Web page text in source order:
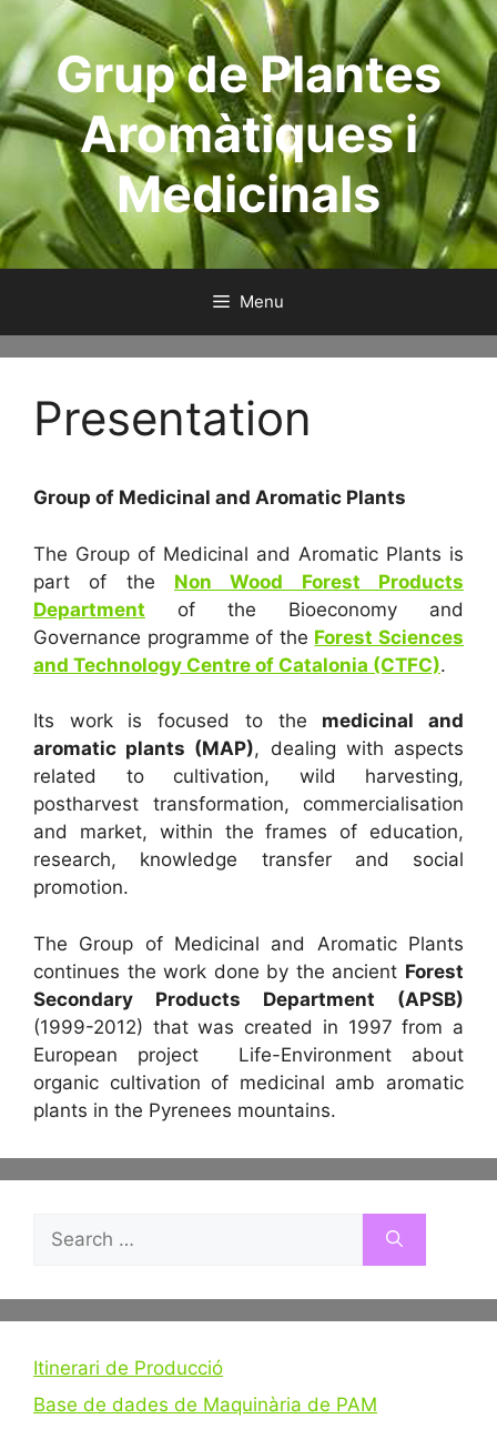
contentGrup de Plantes
Aromàtiques i
Medicinals
Menu
Presentation
Group of Medicinal and Aromatic Plants
The Group of Medicinal and Aromatic Plants is
part of the Non Wood Forest Products
Department of the Bioeconomy and
Governance programme of the Forest Sciences
and Technology Centre of Catalonia (CTFC).
Its work is focused to the medicinal and
aromatic plants (MAP), dealing with aspects
related to cultivation, wild harvesting,
postharvest transformation, commercialisation
and market, within the frames of education,
research, knowledge transfer and social
promotion.
The Group of Medicinal and Aromatic Plants
continues the work done by the ancient Forest
Secondary Products Department (APSB)
(1999-2012) that was created in 1997 from a
European project Life-Environment about
organic cultivation of medicinal amb aromatic
plants in the Pyrenees mountains.
for:
Itinerari de Producció
Base de dades de Maquinària de PAM